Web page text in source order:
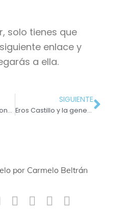
solo tienes que
enlace y
a ella.
El plan automóvil: consigue más con menos
SIGUIENTE
Eros Castillo y la generación de 1.000 ideas de contenido
por Carmelo Beltrán